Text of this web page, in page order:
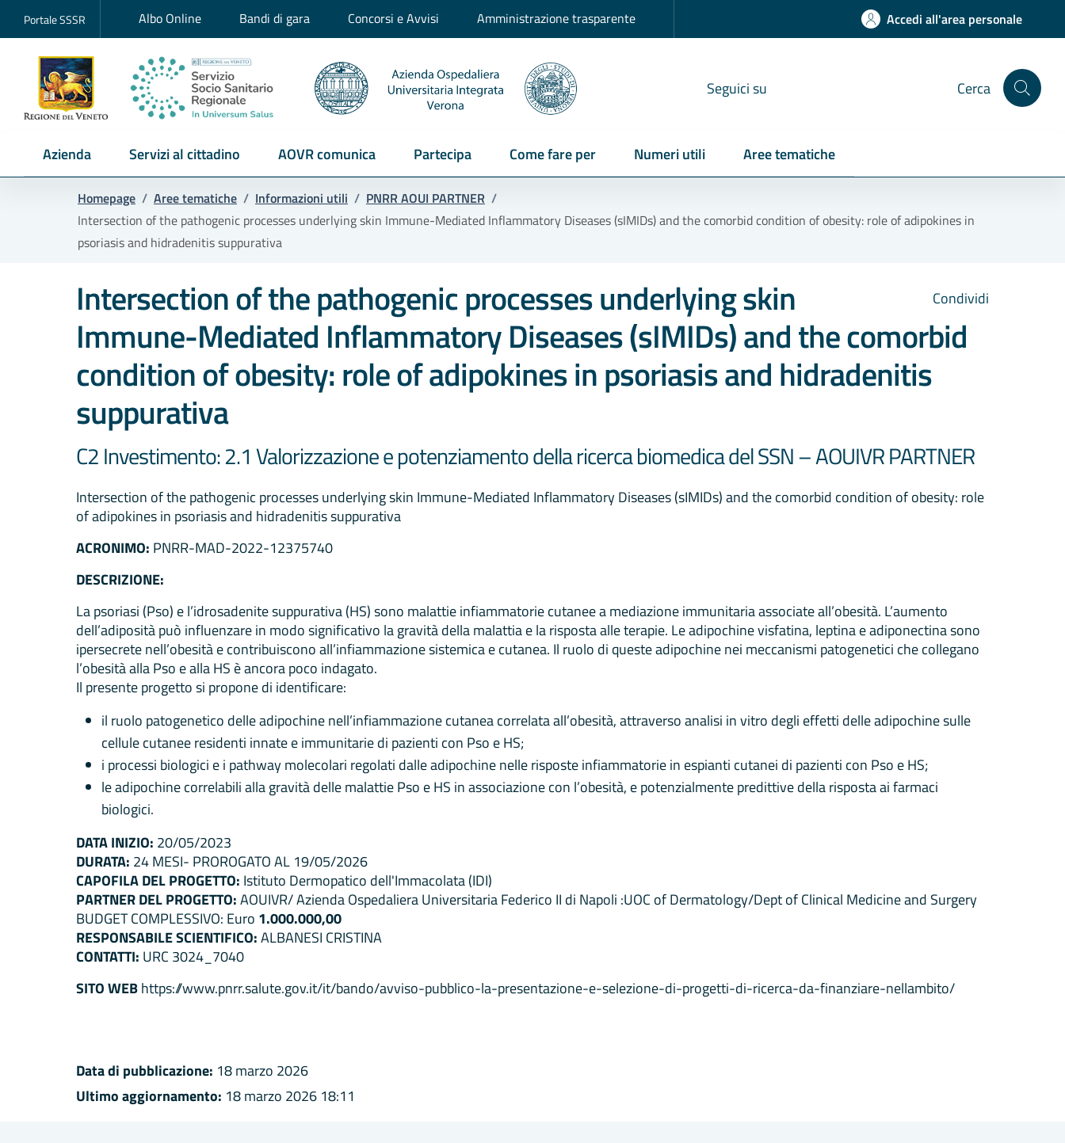
Portale SSSR Albo Online Bandi di gara Concorsi e Avvisi Amministrazione trasparente Accedi all'area personale
Seguici su Cerca
Azienda Servizi al cittadino AOVR comunica Partecipa Come fare per Numeri utili Aree tematiche
Homepage / Aree tematiche / Informazioni utili / PNRR AOUI PARTNER /
Intersection of the pathogenic processes underlying skin Immune-Mediated Inflammatory Diseases (sIMIDs) and the comorbid condition of obesity: role of adipokines in
psoriasis and hidradenitis suppurativa
Condividi
Intersection of the pathogenic processes underlying skin
Immune-Mediated Inflammatory Diseases (sIMIDs) and the comorbid
condition of obesity: role of adipokines in psoriasis and hidradenitis
suppurativa
C2 Investimento: 2.1 Valorizzazione e potenziamento della ricerca biomedica del SSN – AOUIVR PARTNER
Intersection of the pathogenic processes underlying skin Immune-Mediated Inflammatory Diseases (sIMIDs) and the comorbid condition of obesity: role
of adipokines in psoriasis and hidradenitis suppurativa
ACRONIMO: PNRR-MAD-2022-12375740
DESCRIZIONE:
La psoriasi (Pso) e l’idrosadenite suppurativa (HS) sono malattie infiammatorie cutanee a mediazione immunitaria associate all’obesità. L’aumento
dell’adiposità può influenzare in modo significativo la gravità della malattia e la risposta alle terapie. Le adipochine visfatina, leptina e adiponectina sono
ipersecrete nell’obesità e contribuiscono all’infiammazione sistemica e cutanea. Il ruolo di queste adipochine nei meccanismi patogenetici che collegano
l’obesità alla Pso e alla HS è ancora poco indagato.
Il presente progetto si propone di identificare:
il ruolo patogenetico delle adipochine nell’infiammazione cutanea correlata all’obesità, attraverso analisi in vitro degli effetti delle adipochine sulle
cellule cutanee residenti innate e immunitarie di pazienti con Pso e HS;
i processi biologici e i pathway molecolari regolati dalle adipochine nelle risposte infiammatorie in espianti cutanei di pazienti con Pso e HS;
le adipochine correlabili alla gravità delle malattie Pso e HS in associazione con l’obesità, e potenzialmente predittive della risposta ai farmaci
biologici.
DATA INIZIO: 20/05/2023
DURATA: 24 MESI- PROROGATO AL 19/05/2026
CAPOFILA DEL PROGETTO: Istituto Dermopatico dell'Immacolata (IDI)
PARTNER DEL PROGETTO:AOUIVR/ Azienda Ospedaliera Universitaria Federico II di Napoli :UOC of Dermatology/Dept of Clinical Medicine and Surgery
BUDGET COMPLESSIVO: Euro 1.000.000,00
RESPONSABILE SCIENTIFICO:ALBANESI CRISTINA
CONTATTI: URC 3024_7040
SITO WEBhttps://www.pnrr.salute.gov.it/it/bando/avviso-pubblico-la-presentazione-e-selezione-di-progetti-di-ricerca-da-finanziare-nellambito/
Data di pubblicazione: 18 marzo 2026
Ultimo aggiornamento: 18 marzo 2026 18:11